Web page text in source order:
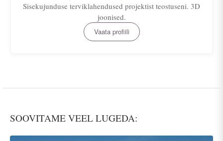
Vaata profiili
Sisekujunduse terviklahendused projektist teostuseni. 3D
joonised.
SOOVITAME VEEL LUGEDA: